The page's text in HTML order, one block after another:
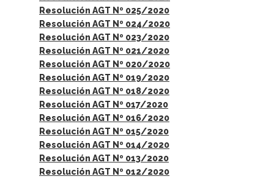
Resolución AGT Nº 025/2020
Resolución AGT Nº 024/2020
Resolución AGT Nº 023/2020
Resolución AGT Nº 021/2020
Resolución AGT Nº 020/2020
Resolución AGT Nº 019/2020
Resolución AGT Nº 018/2020
Resolución AGT Nº 017/2020
Resolución AGT Nº 016/2020
Resolución AGT Nº 015/2020
Resolución AGT Nº 014/2020
Resolución AGT Nº 013/2020
Resolución AGT Nº 012/2020